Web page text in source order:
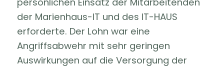
der Marienhaus-IT und des IT-HAUS
erforderte. Der Lohn war eine
Angriffsabwehr mit sehr geringen
Auswirkungen auf die Versorgung der